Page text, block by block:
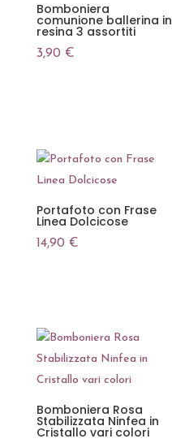
Bomboniera
comunione ballerina in
resina 3 assortiti
3,90 €
Portafoto con Frase
Linea Dolcicose
14,90 €
Bomboniera Rosa
Stabilizzata Ninfea in
Cristallo vari colori